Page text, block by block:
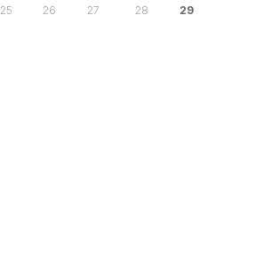
25 26 27 28
29